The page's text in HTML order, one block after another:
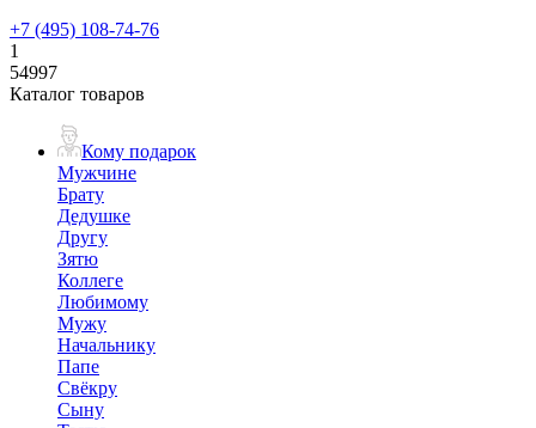
+7 (495) 108-74-76
1
54997
Каталог товаров
Кому подарок
Мужчине
Брату
Дедушке
Другу
Зятю
Коллеге
Любимому
Мужу
Начальнику
Папе
Свёкру
Сыну